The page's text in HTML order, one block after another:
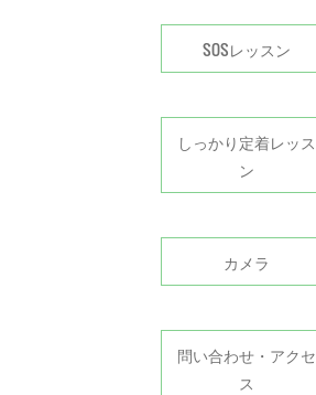
SOSレッスン
しっかり定着レッス
ン
カメラ
問い合わせ・アクセ
ス